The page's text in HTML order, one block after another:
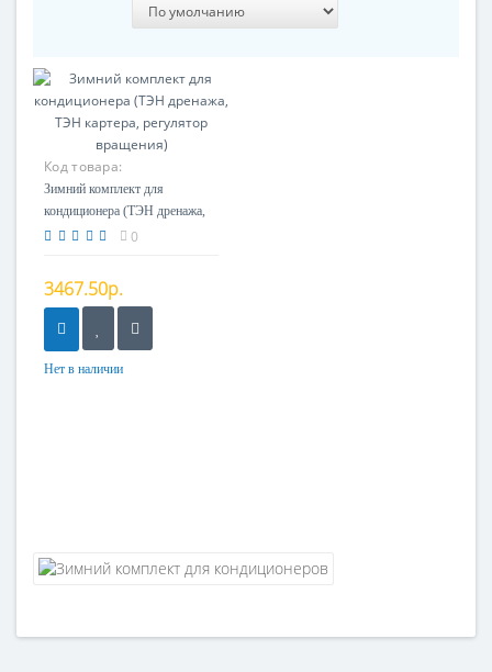
Код товара:
Зимний комплект для
кондиционера (ТЭН дренажа,
ТЭН картера, регулятор
0
3467.50р.
Нет в наличии